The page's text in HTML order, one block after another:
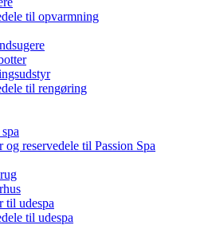
til opvarmning
til rengøring
og reservedele til Passion Spa
til udespa
til udespa